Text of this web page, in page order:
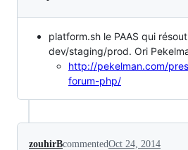
platform.sh le PAAS qui
dev/staging/prod. Ori
http://pekelman.com/
forum-php/
zouhirBcommentedOct 24, 2014